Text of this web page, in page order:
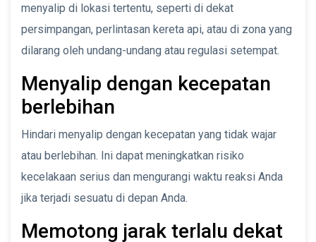
menyalip di lokasi tertentu, seperti di dekat
persimpangan, perlintasan kereta api, atau di zona yang
dilarang oleh undang-undang atau regulasi setempat.
Menyalip dengan kecepatan
berlebihan
Hindari menyalip dengan kecepatan yang tidak wajar
atau berlebihan. Ini dapat meningkatkan risiko
kecelakaan serius dan mengurangi waktu reaksi Anda
jika terjadi sesuatu di depan Anda.
Memotong jarak terlalu dekat